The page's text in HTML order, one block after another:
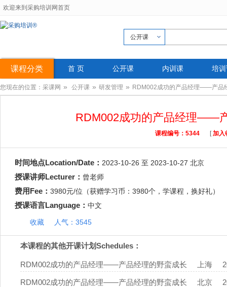
欢迎来到采购培训网首页
公开课
首 页 公开课 内训课 培
课程分类
您现在的位置： 采课网 » 公开课 » 研发管理 » RDM002成功的产品经理——产品
RDM002成功的产品经理——
课程编号：5344 [加入
时间地点Location/Date： 2023-10-26 至 2023-10-27 北京
授课讲师Lecturer： 曾老师
费用Fee： 3980元/位（获赠学习币：3980个，学课程，换好礼）
授课语言Language： 中文
收藏 人气：3545
本课程的其他开课计划Schedules：
RDM002成功的产品经理——产品经理的野蛮成长 上海
RDM002成功的产品经理——产品经理的野蛮成长 北京